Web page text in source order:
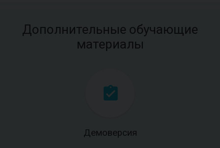
Дополнительные обучающие
материалы
Демоверсия